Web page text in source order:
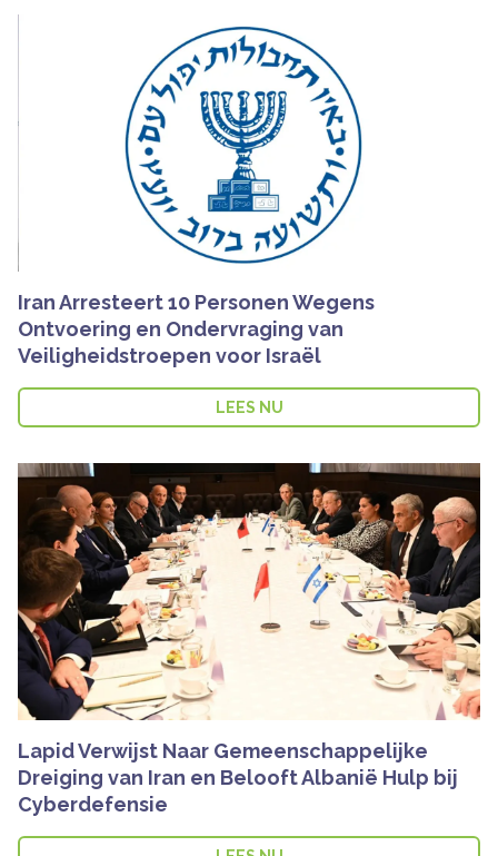
Iran Arresteert 10 Personen Wegens
Ontvoering en Ondervraging van
Veiligheidstroepen voor Israël
LEES NU
Lapid Verwijst Naar Gemeenschappelijke
Dreiging van Iran en Belooft Albanië Hulp bij
Cyberdefensie